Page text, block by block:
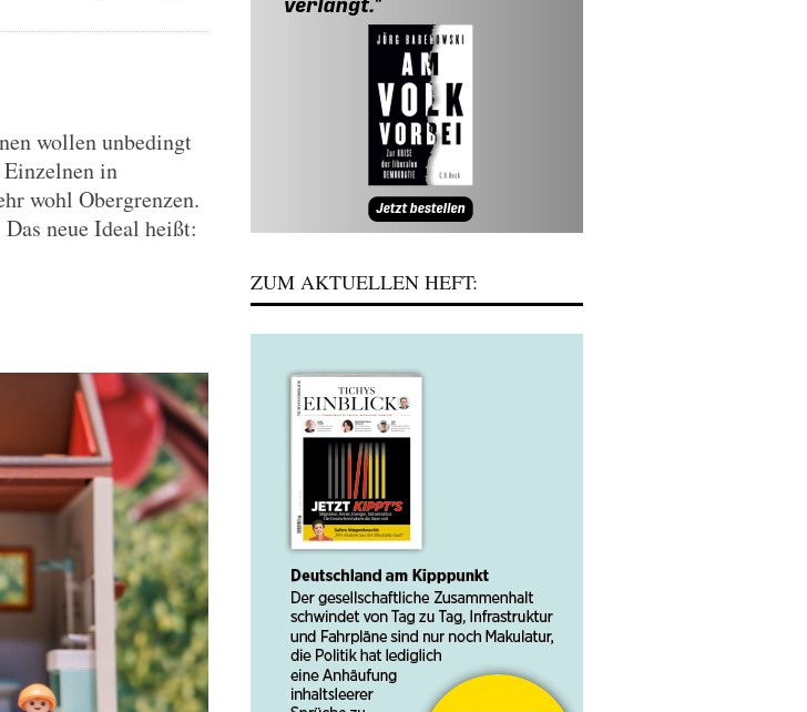
wollen unbedingt
in
wohl Obergrenzen.
neue Ideal heißt:
ZUM AKTUELLEN HEFT: